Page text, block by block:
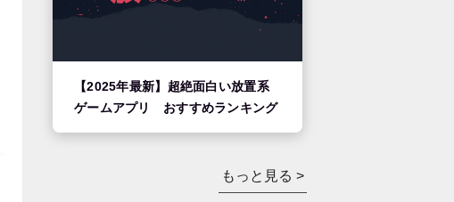
【2025年最新】超絶面白い放置系
ゲームアプリ おすすめランキング
もっと見る >